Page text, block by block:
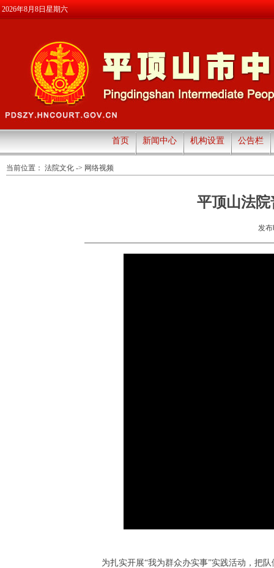
2026年8月8日星期六
首页 新闻中心 机构设置 公告栏
当前位置： 法院文化 -> 网络视频
平顶山法
发布
为扎实开展“我为群众办实事”实践活动，把队